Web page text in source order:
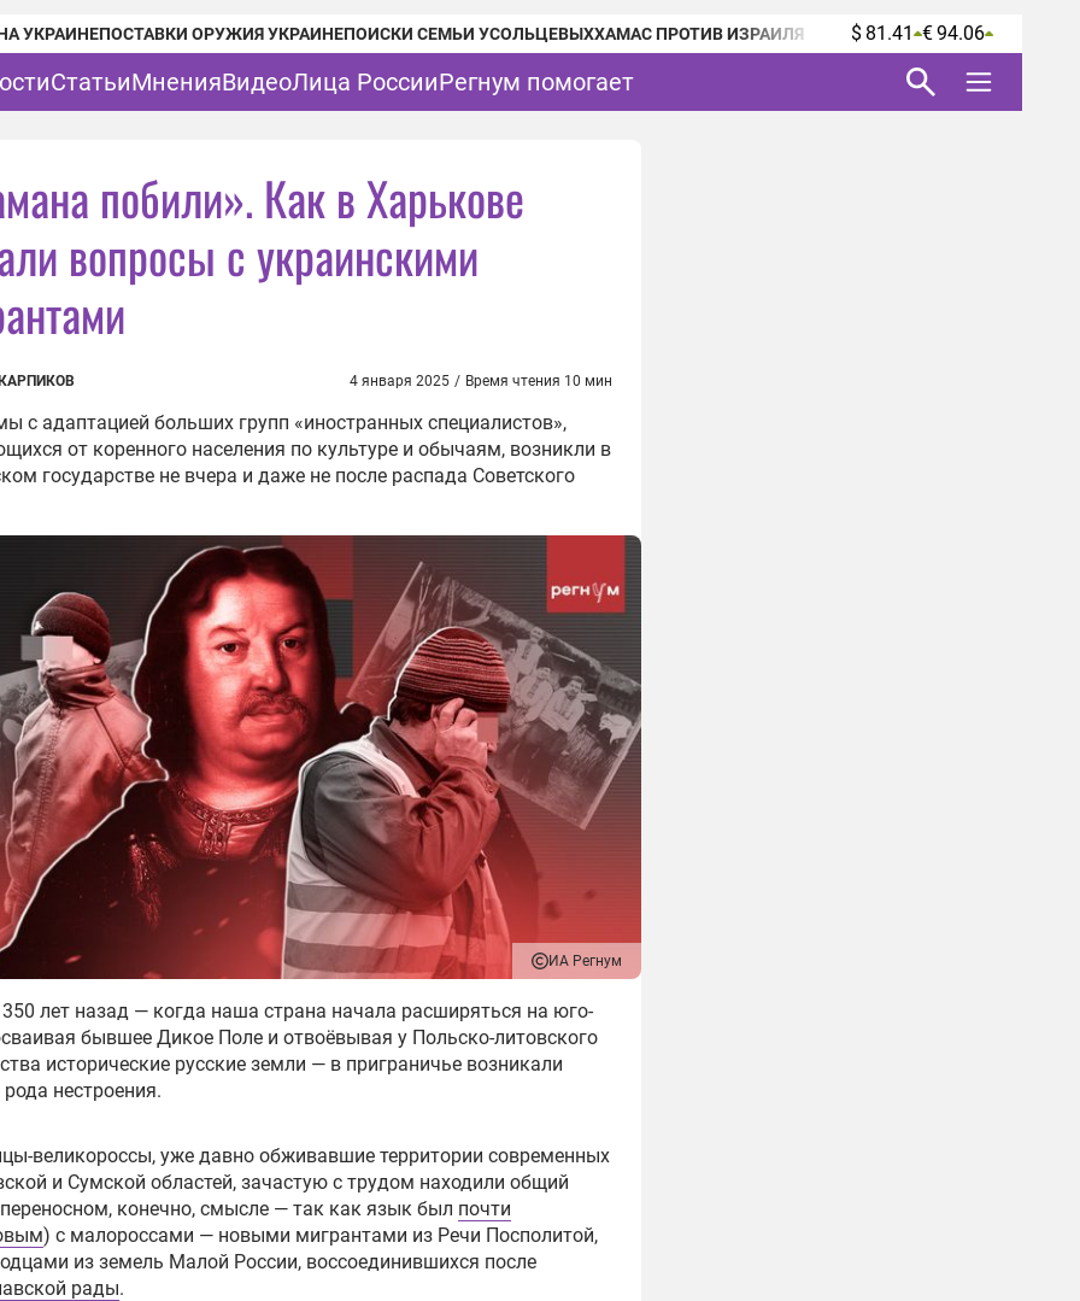
УКРАИНЕПОСТАВКИ ОРУЖИЯ УКРАИНЕПОИСКИ СЕМЬИ УСОЛЬЦЕВЫХХАМАС ПРОТИВ ИЗРАИЛЯ $ 81.41 € 94.06
СтатьиМненияВидеоЛица РоссииРегнум помогает
побили». Как в Харькове
вопросы с украинскими
4 января 2025 / Время чтения 10 мин
с адаптацией больших групп «иностранных специалистов»,
от коренного населения по культуре и обычаям, возникли в
государстве не вчера и даже не после распада Советского
ИА Регнум
лет назад — когда наша страна начала расширяться на юго-
бывшее Дикое Поле и отвоёвывая у Польско-литовского
исторические русские земли — в приграничье возникали
рода нестроения.
великороссы, уже давно обживавшие территории современных
и Сумской областей, зачастую с трудом находили общий
конечно, смысле — так как язык был почти
) с малороссами — новыми мигрантами из Речи Посполитой,
из земель Малой России, воссоединившихся после
рады.